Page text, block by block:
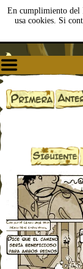
En cumplimiento del
usa cookies. Si